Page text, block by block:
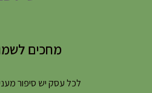
מחכים
לכל עסק יש סיפור